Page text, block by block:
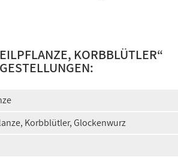
KORBBLÜTLER“
Korbblütler, Glockenwurz